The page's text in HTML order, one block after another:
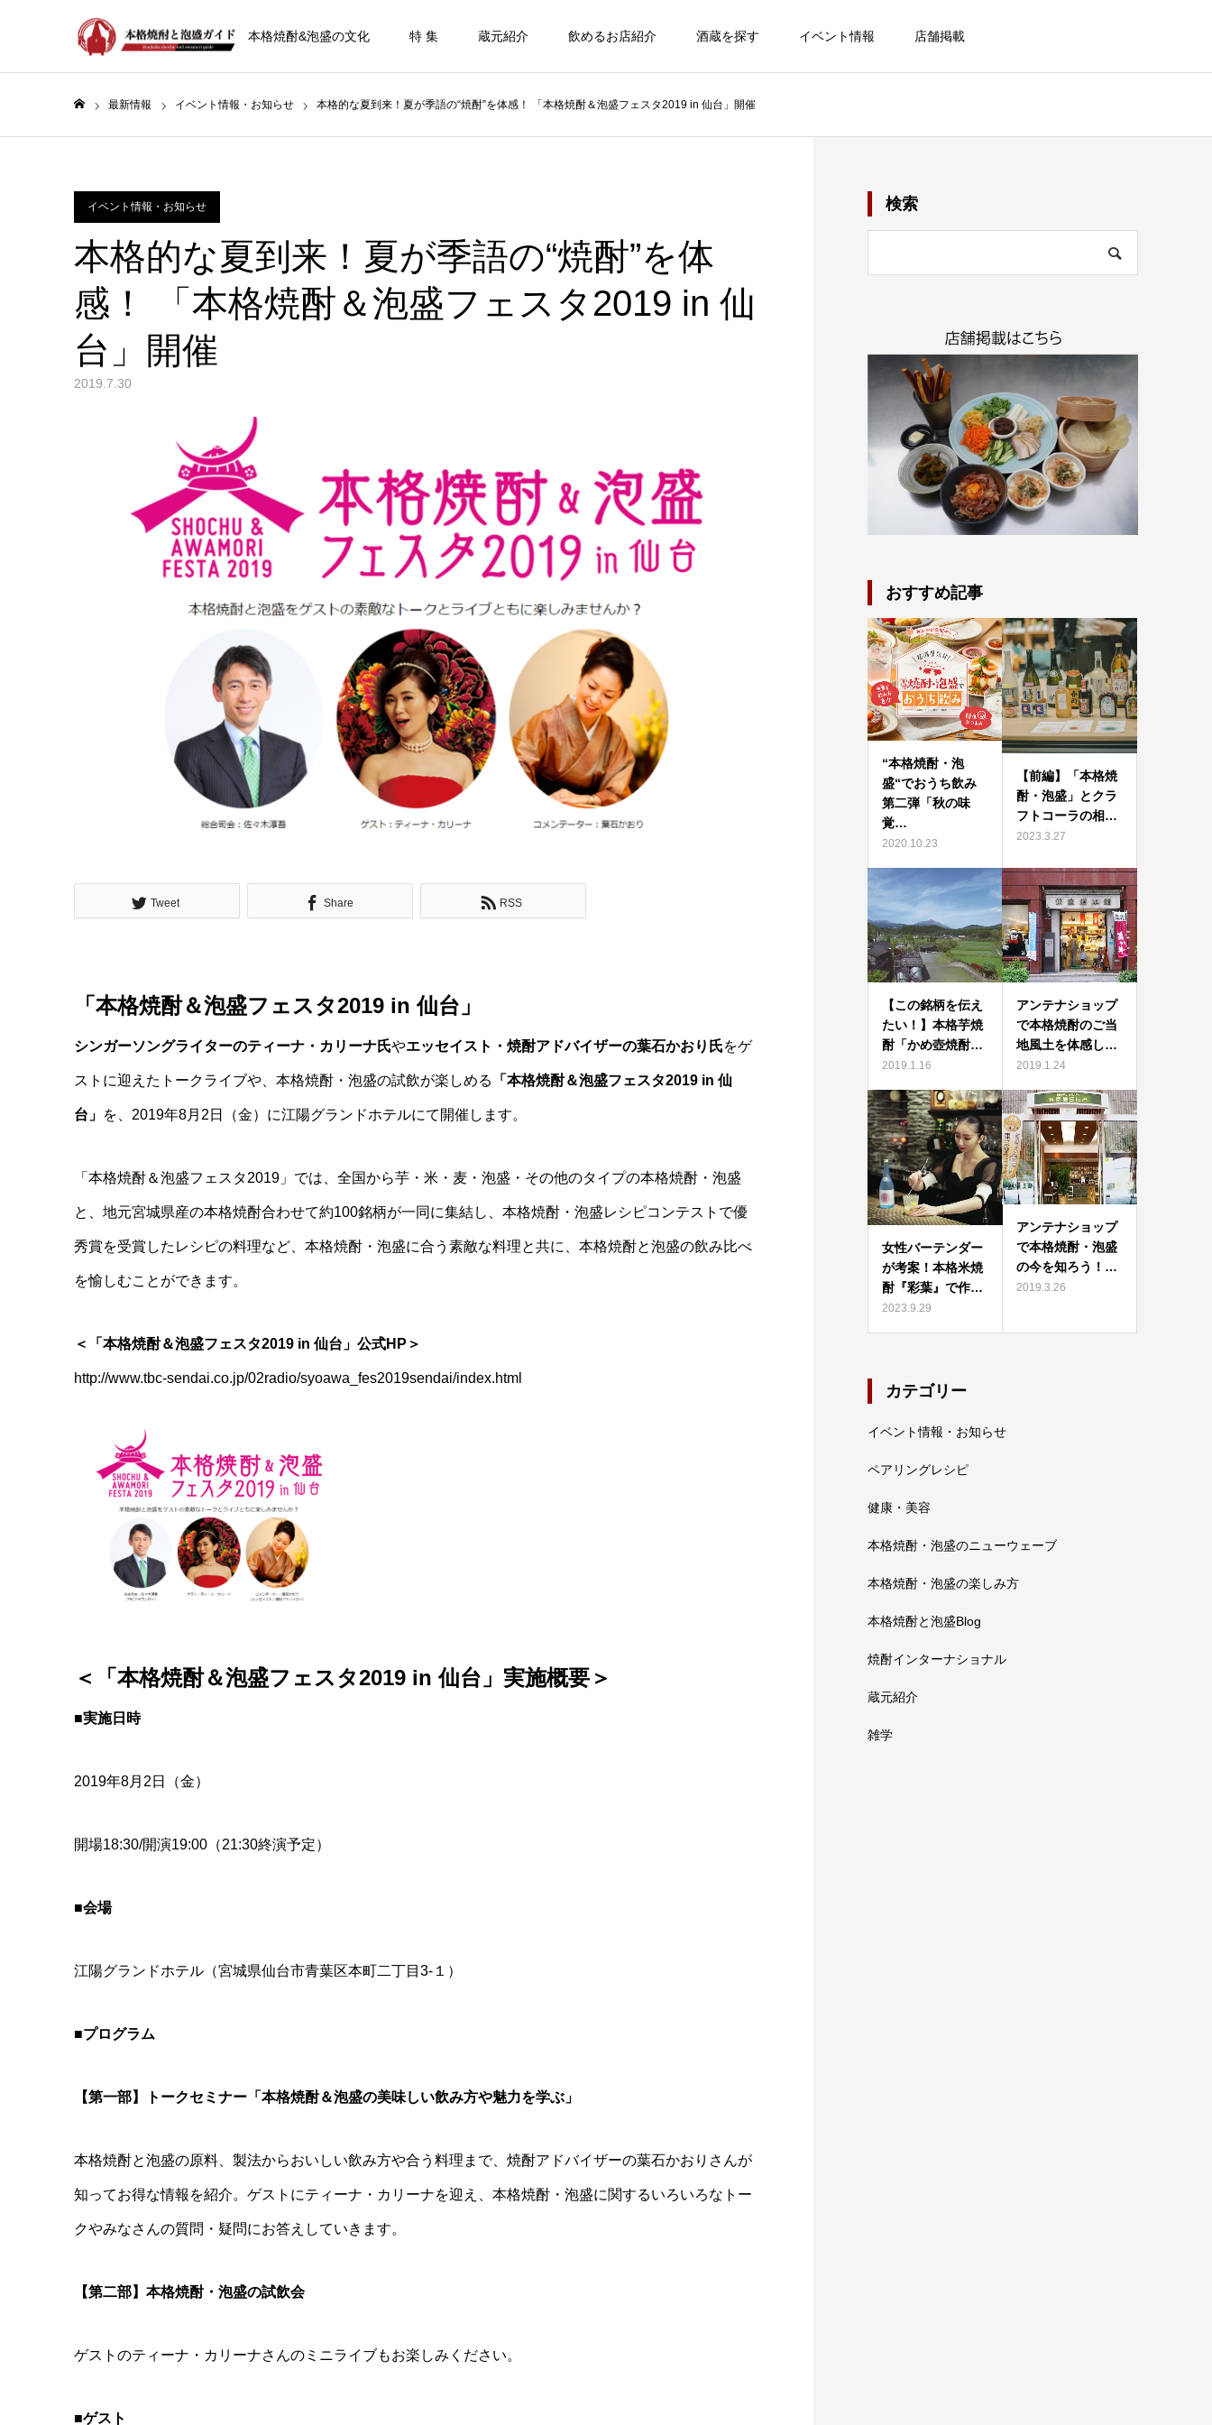
本格焼酎&泡盛の文化 特 集 蔵元紹介 飲めるお店紹介 酒蔵を探す イベント情報 店舗掲載
最新情報 イベント情報・お知らせ 本格的な夏到来！夏が季語の“焼酎”を体感！ 「本格焼酎＆泡盛フェスタ2019 in 仙台」開催
イベント情報・お知らせ
本格的な夏到来！夏が季語の“焼酎”を体
感！ 「本格焼酎＆泡盛フェスタ2019 in 仙
台」開催
2019.7.30
Tweet Share RSS
「本格焼酎＆泡盛フェスタ2019 in 仙台」
シンガーソングライターのティーナ・カリーナ氏やエッセイスト・焼酎アドバイザーの葉石かおり氏をゲ
ストに迎えたトークライブや、本格焼酎・泡盛の試飲が楽しめる 「本格焼酎＆泡盛フェスタ2019 in 仙
台」 を、2019年8月2日（金）に江陽グランドホテルにて開催します。
「本格焼酎＆泡盛フェスタ2019」では、全国から芋・米・麦・泡盛・その他のタイプの本格焼酎・泡盛
と、地元宮城県産の本格焼酎合わせて約100銘柄が一同に集結し、本格焼酎・泡盛レシピコンテストで優
秀賞を受賞したレシピの料理など、本格焼酎・泡盛に合う素敵な料理と共に、本格焼酎と泡盛の飲み比べ
を愉しむことができます。
＜「本格焼酎＆泡盛フェスタ2019 in 仙台」公式HP＞
http://www.tbc-sendai.co.jp/02radio/syoawa_fes2019sendai/index.html
＜「本格焼酎＆泡盛フェスタ2019 in仙台」実施概要＞
■実施日時
2019年8月2日（金）
開場18:30/開演19:00（21:30終演予定）
■会場
江陽グランドホテル（宮城県仙台市青葉区本町二丁目3-１）
■プログラム
【第一部】トークセミナー「本格焼酎＆泡盛の美味しい飲み方や魅力を学ぶ」
本格焼酎と泡盛の原料、製法からおいしい飲み方や合う料理まで、焼酎アドバイザーの葉石かおりさんが
知ってお得な情報を紹介。ゲストにティーナ・カリーナを迎え、本格焼酎・泡盛に関するいろいろなトー
クやみなさんの質問・疑問にお答えしていきます。
【第二部】本格焼酎・泡盛の試飲会
ゲストのティーナ・カリーナさんのミニライブもお楽しみください。
■ゲスト
検索
おすすめ記事
“本格焼酎・泡
盛“でおうち飲み
第二弾「秋の味
覚…
2020.10.23
【前編】「本格焼
酎・泡盛」とクラ
フトコーラの相…
2023.3.27
【この銘柄を伝え
たい！】本格芋焼
酎「かめ壺焼酎…
2019.1.16
アンテナショップ
で本格焼酎のご当
地風土を体感し…
2019.1.24
女性バーテンダー
が考案！本格米焼
酎『彩葉』で作…
2023.9.29
アンテナショップ
で本格焼酎・泡盛
の今を知ろう！…
2019.3.26
カテゴリー
イベント情報・お知らせ
ペアリングレシピ
健康・美容
本格焼酎・泡盛のニューウェーブ
本格焼酎・泡盛の楽しみ方
本格焼酎と泡盛Blog
焼酎インターナショナル
蔵元紹介
雑学